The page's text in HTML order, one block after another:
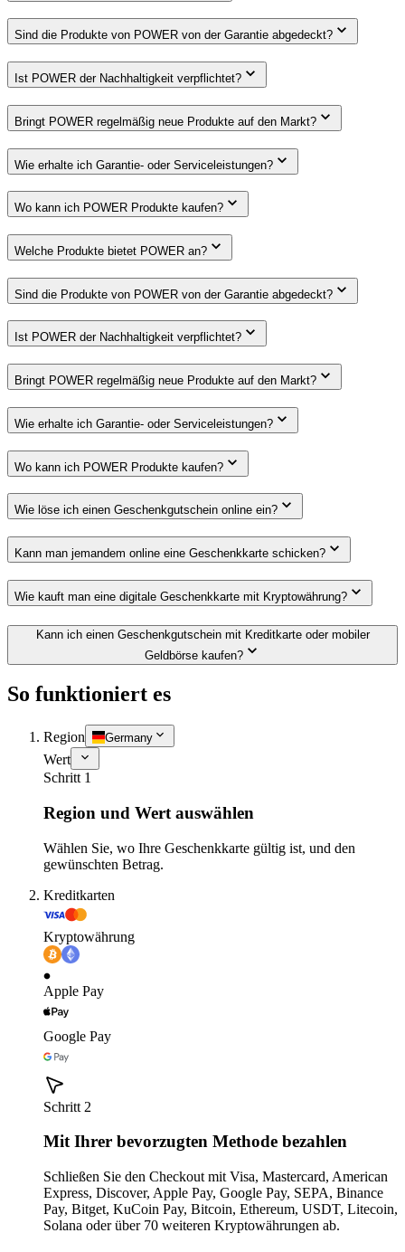
Sind die Produkte von POWER von der Garantie abgedeckt?
Ist POWER der Nachhaltigkeit verpflichtet?
Bringt POWER regelmäßig neue Produkte auf den Markt?
Wie erhalte ich Garantie- oder Serviceleistungen?
Wo kann ich POWER Produkte kaufen?
Welche Produkte bietet POWER an?
Sind die Produkte von POWER von der Garantie abgedeckt?
Ist POWER der Nachhaltigkeit verpflichtet?
Bringt POWER regelmäßig neue Produkte auf den Markt?
Wie erhalte ich Garantie- oder Serviceleistungen?
Wo kann ich POWER Produkte kaufen?
Wie löse ich einen Geschenkgutschein online ein?
Kann man jemandem online eine Geschenkkarte schicken?
Wie kauft man eine digitale Geschenkkarte mit Kryptowährung?
Kann ich einen Geschenkgutschein mit Kreditkarte oder mobiler
Geldbörse kaufen?
So funktioniert es
Region Germany
Wert
Schritt 1
Region und Wert auswählen
Wählen Sie, wo Ihre Geschenkkarte gültig ist, und den
gewünschten Betrag.
Kreditkarten
Kryptowährung
Apple Pay
Google Pay
Schritt 2
Mit Ihrer bevorzugten Methode bezahlen
Schließen Sie den Checkout mit Visa, Mastercard, American
Express, Discover, Apple Pay, Google Pay, SEPA, Binance
Pay, Bitget, KuCoin Pay, Bitcoin, Ethereum, USDT, Litecoin,
Solana oder über 70 weiteren Kryptowährungen ab.